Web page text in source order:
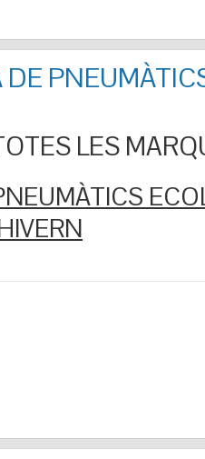
DE
LES